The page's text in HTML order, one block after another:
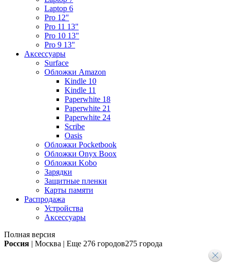
Laptop 6
Pro 12"
Pro 11 13"
Pro 10 13"
Pro 9 13"
Аксессуары
Surface
Обложки Amazon
Kindle 10
Kindle 11
Paperwhite 18
Paperwhite 21
Paperwhite 24
Scribe
Oasis
Обложки Pocketbook
Обложки Onyx Boox
Обложки Kobo
Зарядки
Защитные пленки
Карты памяти
Распродажа
Устройства
Аксессуары
Полная версия
Россия | Москва | Еще 276 городов275 города